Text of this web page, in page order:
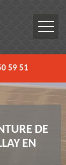
59 51
DE
EN